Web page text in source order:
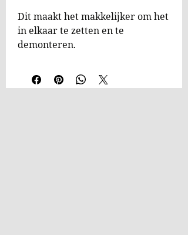
Dit maakt het makkelijker om het
in elkaar te zetten en te
demonteren.